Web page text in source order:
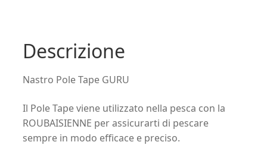
Descrizione
Nastro Pole Tape GURU
Il Pole Tape viene utilizzato nella pesca con la
ROUBAISIENNE per assicurarti di pescare
sempre in modo efficace e preciso.